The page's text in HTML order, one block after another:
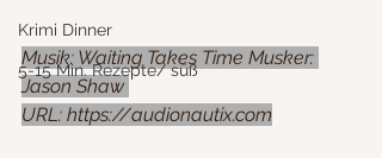
Krimi Dinner
5-15 Min. Rezepte/ süß
Musik: Waiting Takes Time Musker:
Jason Shaw
URL: https://audionautix.com